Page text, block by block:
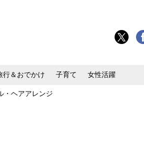
・ヘアアレンジ
行＆おでかけ 子育て 女性活躍